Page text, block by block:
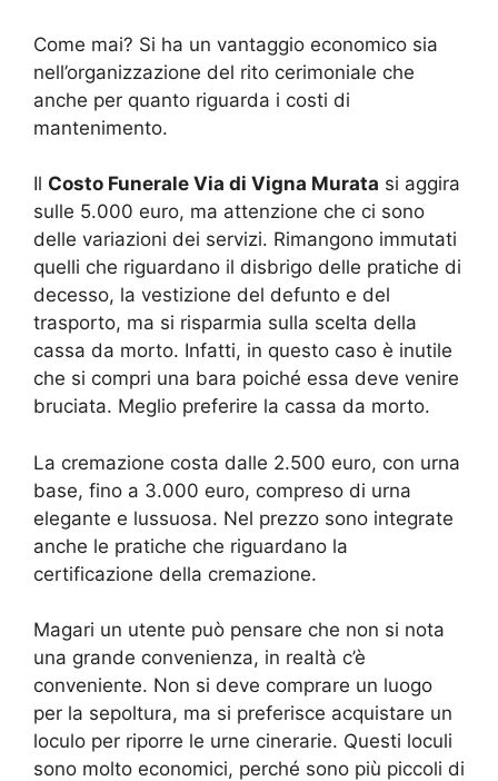
Come mai? Si ha un vantaggio economico sia
nell’organizzazione del rito cerimoniale che
anche per quanto riguarda i costi di
mantenimento.
Il Costo Funerale Via di Vigna Murata si aggira
sulle 5.000 euro, ma attenzione che ci sono
delle variazioni dei servizi. Rimangono immutati
quelli che riguardano il disbrigo delle pratiche di
decesso, la vestizione del defunto e del
trasporto, ma si risparmia sulla scelta della
cassa da morto. Infatti, in questo caso è inutile
che si compri una bara poiché essa deve venire
bruciata. Meglio preferire la cassa da morto.
La cremazione costa dalle 2.500 euro, con urna
base, fino a 3.000 euro, compreso di urna
elegante e lussuosa. Nel prezzo sono integrate
anche le pratiche che riguardano la
certificazione della cremazione.
Magari un utente può pensare che non si nota
una grande convenienza, in realtà c’è
conveniente. Non si deve comprare un luogo
per la sepoltura, ma si preferisce acquistare un
loculo per riporre le urne cinerarie. Questi loculi
sono molto economici, perché sono più piccoli di